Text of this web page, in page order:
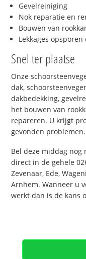
Gevelreiniging
Nok reparatie en
Bouwen van
Lekkages
Snel ter plaatse
Onze
dak,
dakbedekking,
het bouwen van
repareren. U krijgt
gevonden
Bel deze middag
direct in de gehele
Zevenaar, Ede,
Arnhem. Wanneer u
werkt dan is de kans